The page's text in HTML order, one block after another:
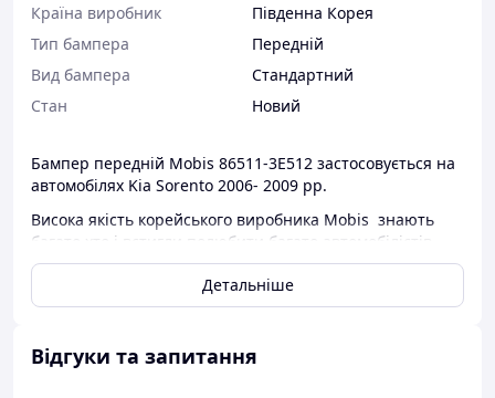
Країна виробник
Південна Корея
Тип бампера
Передній
Вид бампера
Стандартний
Стан
Новий
Бампер передній Mobis 86511-3E512 застосовується на
автомобілях Kia Sorento 2006- 2009 рр.
Висока якість корейського виробника Mobis знають
багато хто і встигли полюбити багато автомобілістів.
Під час купівлі запчастин, всі ми знаємо, як важливо
купувати якісні запчастини. Безліч відгуків можуть
зайвий раз це підтвердити.
інтернет-магазині allens.com.ua за найдоступнішими
Детальніше
Відгуки та запитання